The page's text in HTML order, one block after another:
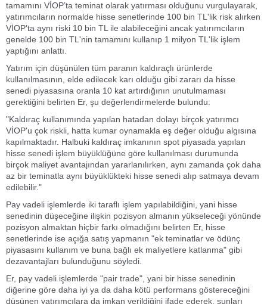
tamamını VİOP’ta teminat olarak yatırması olduğunu vurgulayarak,
yatırımcıların normalde hisse senetlerinde 100 bin TL'lik risk alırken
VİOP’ta aynı riski 10 bin TL ile alabileceğini ancak yatırımcıların
genelde 100 bin TL'nin tamamını kullanıp 1 milyon TL'lik işlem
yaptığını anlattı.
Yatırım için düşünülen tüm paranın kaldıraçlı ürünlerde
kullanılmasının, elde edilecek karı olduğu gibi zararı da hisse
senedi piyasasına oranla 10 kat artırdığının unutulmaması
gerektiğini belirten Er, şu değerlendirmelerde bulundu:
"Kaldıraç kullanımında yapılan hatadan dolayı birçok yatırımcı
VİOP'u çok riskli, hatta kumar oynamakla eş değer olduğu algısına
kapılmaktadır. Halbuki kaldıraç imkanının spot piyasada yapılan
hisse senedi işlem büyüklüğüne göre kullanılması durumunda
birçok maliyet avantajından yararlanılırken, aynı zamanda çok daha
az bir teminatla aynı büyüklükteki hisse senedi alıp satmaya devam
edilebilir."
Pay vadeli işlemlerde iki taraflı işlem yapılabildiğini, yani hisse
senedinin düşeceğine ilişkin pozisyon almanın yükseleceği yönünde
pozisyon almaktan hiçbir farkı olmadığını belirten Er, hisse
senetlerinde ise açığa satış yapmanın "ek teminatlar ve ödünç
piyasasını kullanım ve buna bağlı ek maliyetlere katlanma" gibi
dezavantajları bulunduğunu söyledi.
Er, pay vadeli işlemlerde "pair trade", yani bir hisse senedinin
diğerine göre daha iyi ya da daha kötü performans göstereceğini
düşünen yatırımcılara da imkan verildiğini ifade ederek, şunları